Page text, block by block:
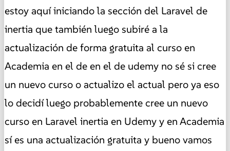
estoy aquí iniciando la sección del Laravel de
inertia que también luego subiré a la
actualización de forma gratuita al curso en
Academia en el de en el de udemy no sé si cree
un nuevo curso o actualizo el actual pero ya eso
lo decidí luego probablemente cree un nuevo
curso en Laravel inertia en Udemy y en Academia
sí es una actualización gratuita y bueno vamos